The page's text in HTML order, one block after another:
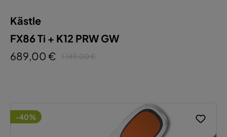
Kästle
FX86 Ti + K12 PRW GW
689,00 €
1.149,00 €
-40%